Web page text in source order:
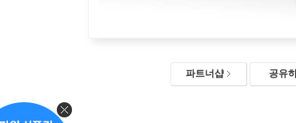
파트너샵 공유